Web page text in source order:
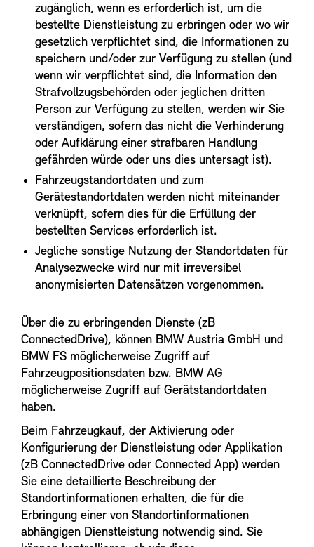
zugänglich, wenn es erforderlich ist, um die
bestellte Dienstleistung zu erbringen oder wo wir
gesetzlich verpflichtet sind, die Informationen zu
speichern und/oder zur Verfügung zu stellen (und
wenn wir verpflichtet sind, die Information den
Strafvollzugsbehörden oder jeglichen dritten
Person zur Verfügung zu stellen, werden wir Sie
verständigen, sofern das nicht die Verhinderung
oder Aufklärung einer strafbaren Handlung
gefährden würde oder uns dies untersagt ist).
Fahrzeugstandortdaten und zum
Gerätestandortdaten werden nicht miteinander
verknüpft, sofern dies für die Erfüllung der
bestellten Services erforderlich ist.
Jegliche sonstige Nutzung der Standortdaten für
Analysezwecke wird nur mit irreversibel
anonymisierten Datensätzen vorgenommen.
Über die zu erbringenden Dienste (zB
ConnectedDrive), können BMW Austria GmbH und
BMW FS möglicherweise Zugriff auf
Fahrzeugpositionsdaten bzw. BMW AG
möglicherweise Zugriff auf Gerätstandortdaten
haben.
Beim Fahrzeugkauf, der Aktivierung oder
Konfigurierung der Dienstleistung oder Applikation
(zB ConnectedDrive oder Connected App) werden
Sie eine detaillierte Beschreibung der
Standortinformationen erhalten, die für die
Erbringung einer von Standortinformationen
abhängigen Dienstleistung notwendig sind. Sie